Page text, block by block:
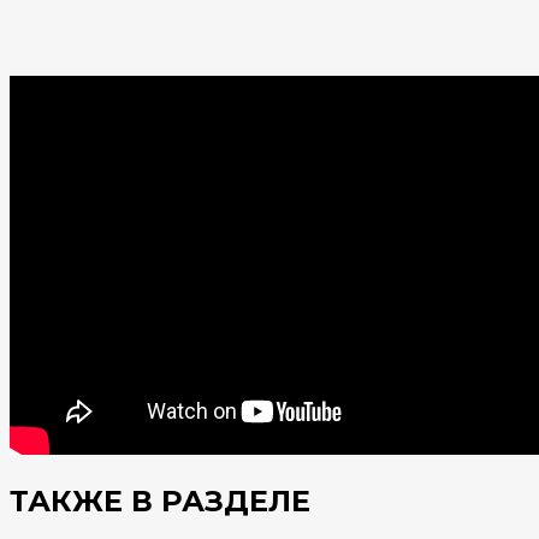
ТАКЖЕ В РАЗДЕЛЕ